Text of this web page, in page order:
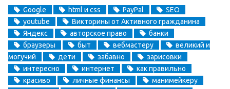
Google html и css PayPal
SEO
youtube
Викторины от Активного гражданина
Яндекс
авторское право
банки
браузеры
быт вебмастеру
великий и
могучий
дети забавно
зарисовки
интересно
интернет
как правильно
красиво
личные финансы
манимейкеру